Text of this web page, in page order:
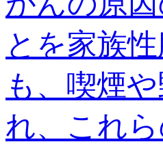
とを家族
も、喫煙
れ、これ